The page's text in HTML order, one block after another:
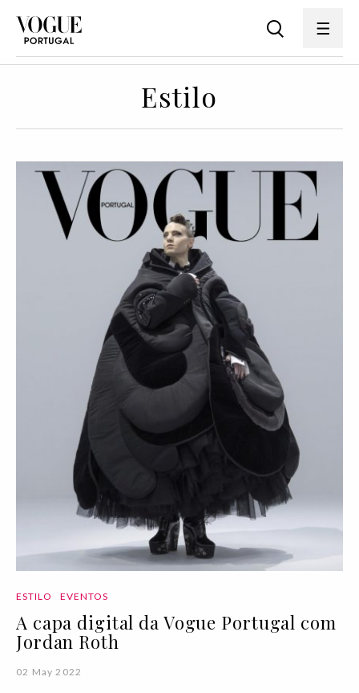
Estilo
ESTILO EVENTOS
A capa digital da Vogue Portugal com
Jordan Roth
02 May 2022